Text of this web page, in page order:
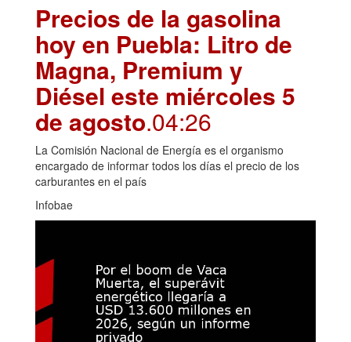
Precios de la gasolina
hoy en Puebla: Litro de
Magna, Premium y
Diésel este miércoles 5
de agosto.04:26
La Comisión Nacional de Energía es el organismo
encargado de informar todos los días el precio de los
carburantes en el país
Infobae